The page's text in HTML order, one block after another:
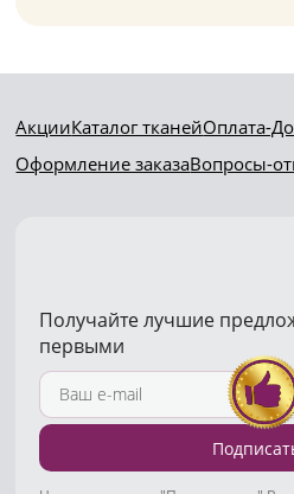
АкцииКаталог тканейОплата-
Оформление заказаВопросы-
Получайте лучшие
первыми